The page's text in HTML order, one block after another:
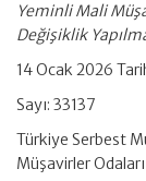
Yeminli Mali
Değişiklik
14 Ocak 2026
Sayı: 33137
Türkiye Serbest
Müşavirler